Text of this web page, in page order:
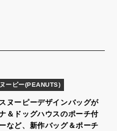
ーピー(PEANUTS)
ヌーピーデザインバッグが
＆ドッグハウスのポーチ付
など、新作バッグ＆ポーチ